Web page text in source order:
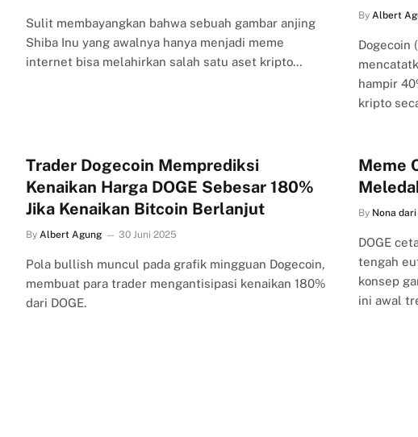
Sulit membayangkan bahwa sebuah gambar anjing
Shiba Inu yang awalnya hanya menjadi meme
internet bisa melahirkan salah satu aset kripto…
By Albert
Dogecoin
hampir
kripto
Trader Dogecoin Memprediksi
Kenaikan Harga DOGE Sebesar 180%
Jika Kenaikan Bitcoin Berlanjut
By Albert Agung 30 Juni 2025
Pola bullish muncul pada grafik mingguan Dogecoin,
membuat para trader mengantisipasi kenaikan 180%
dari DOGE.
Meme
By Nona
DOGE
tengah
konsep
ini awal